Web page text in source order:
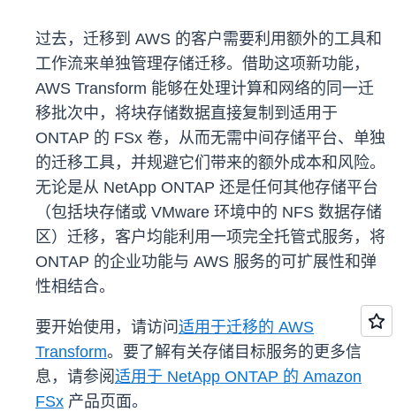
过去，迁移到 AWS 的客户需要利用额外的工具和
工作流来单独管理存储迁移。借助这项新功能，
AWS Transform 能够在处理计算和网络的同一迁
移批次中，将块存储数据直接复制到适用于
ONTAP 的 FSx 卷，从而无需中间存储平台、单独
的迁移工具，并规避它们带来的额外成本和风险。
无论是从 NetApp ONTAP 还是任何其他存储平台
（包括块存储或 VMware 环境中的 NFS 数据存储
区）迁移，客户均能利用一项完全托管式服务，将
ONTAP 的企业功能与 AWS 服务的可扩展性和弹
性相结合。
要开始使用，请访问 适用于迁移的 AWS
Transform。要了解有关存储目标服务的更多信
息，请参阅 适用于 NetApp ONTAP 的 Amazon
FSx 产品页面。